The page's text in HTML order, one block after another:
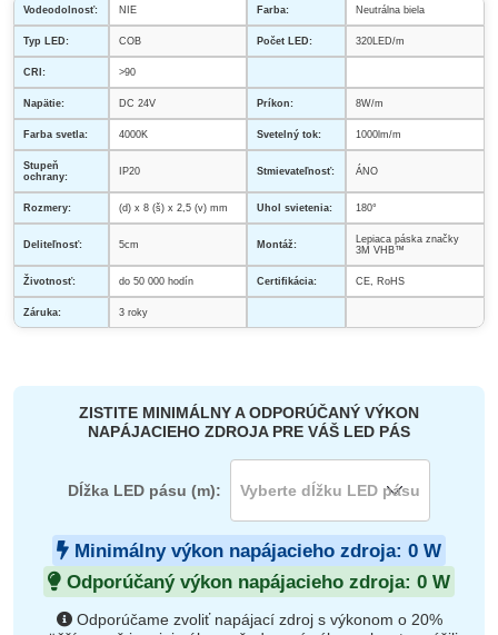
Vodeodolnosť: NIE Farba: Neutrálna biela
Typ LED: COB Počet LED: 320LED/m
CRI: >90
Napätie: DC 24V Príkon: 8W/m
Farba svetla: 4000K Svetelný tok: 1000lm/m
Stupeň
ochrany:
IP20 Stmievateľnosť: ÁNO
Rozmery: (d) x 8 (š) x 2,5 (v) mm Uhol svietenia: 180°
Deliteľnosť: 5cm Montáž:
Lepiaca páska značky
3M VHB™
Životnosť: do 50 000 hodín Certifikácia: CE, RoHS
Záruka: 3 roky
ZISTITE MINIMÁLNY A ODPORÚČANÝ VÝKON
NAPÁJACIEHO ZDROJA PRE VÁŠ LED PÁS
Dĺžka LED pásu (m):
Minimálny výkon napájacieho zdroja: 0 W
Odporúčaný výkon napájacieho zdroja: 0 W
Odporúčame zvoliť napájací zdroj s výkonom o 20%